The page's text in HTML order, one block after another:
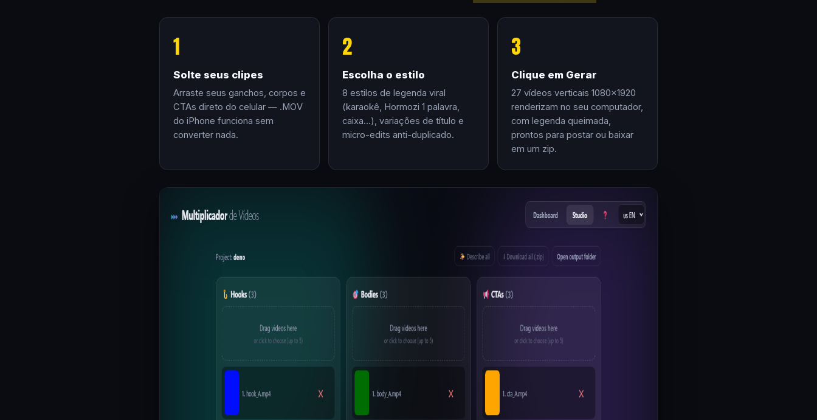
1
Solte seus clipes
Arraste seus ganchos, corpos e
CTAs direto do celular — .MOV
do iPhone funciona sem
converter nada.
2
Escolha o estilo
8 estilos de legenda viral
(karaokê, Hormozi 1 palavra,
caixa…), variações de título e
micro-edits anti-duplicado.
3
Clique em Gerar
27 vídeos verticais 1080×1920
renderizam no seu computador,
com legenda queimada,
prontos para postar ou baixar
em um zip.